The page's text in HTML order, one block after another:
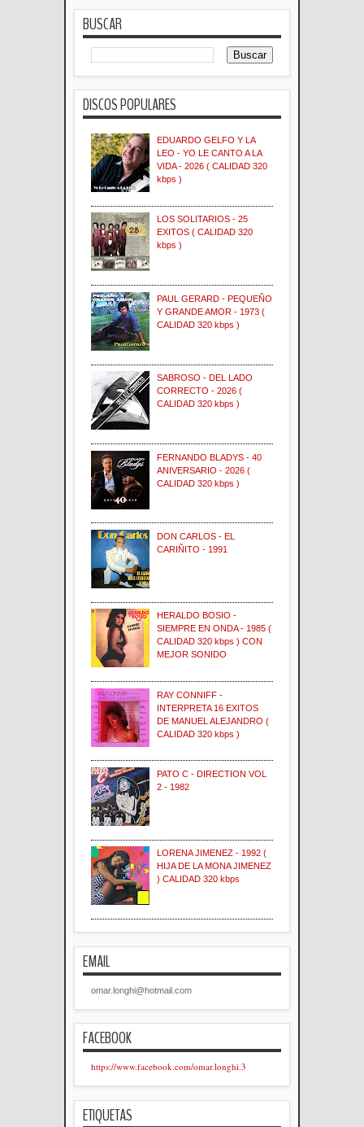
BUSCAR
DISCOS POPULARES
EDUARDO GELFO Y LA
LEO - YO LE CANTO A LA
VIDA - 2026 ( CALIDAD 320
kbps )
LOS SOLITARIOS - 25
EXITOS ( CALIDAD 320
kbps )
PAUL GERARD - PEQUEÑO
Y GRANDE AMOR - 1973 (
CALIDAD 320 kbps )
SABROSO - DEL LADO
CORRECTO - 2026 (
CALIDAD 320 kbps )
FERNANDO BLADYS - 40
ANIVERSARIO - 2026 (
CALIDAD 320 kbps )
DON CARLOS - EL
CARIÑITO - 1991
HERALDO BOSIO -
SIEMPRE EN ONDA - 1985 (
CALIDAD 320 kbps ) CON
MEJOR SONIDO
RAY CONNIFF -
INTERPRETA 16 EXITOS
DE MANUEL ALEJANDRO (
CALIDAD 320 kbps )
PATO C - DIRECTION VOL
2 - 1982
LORENA JIMENEZ - 1992 (
HIJA DE LA MONA JIMENEZ
) CALIDAD 320 kbps
EMAIL
omar.longhi@hotmail.com
FACEBOOK
https://www.facebook.com/omar.longhi.3
ETIQUETAS